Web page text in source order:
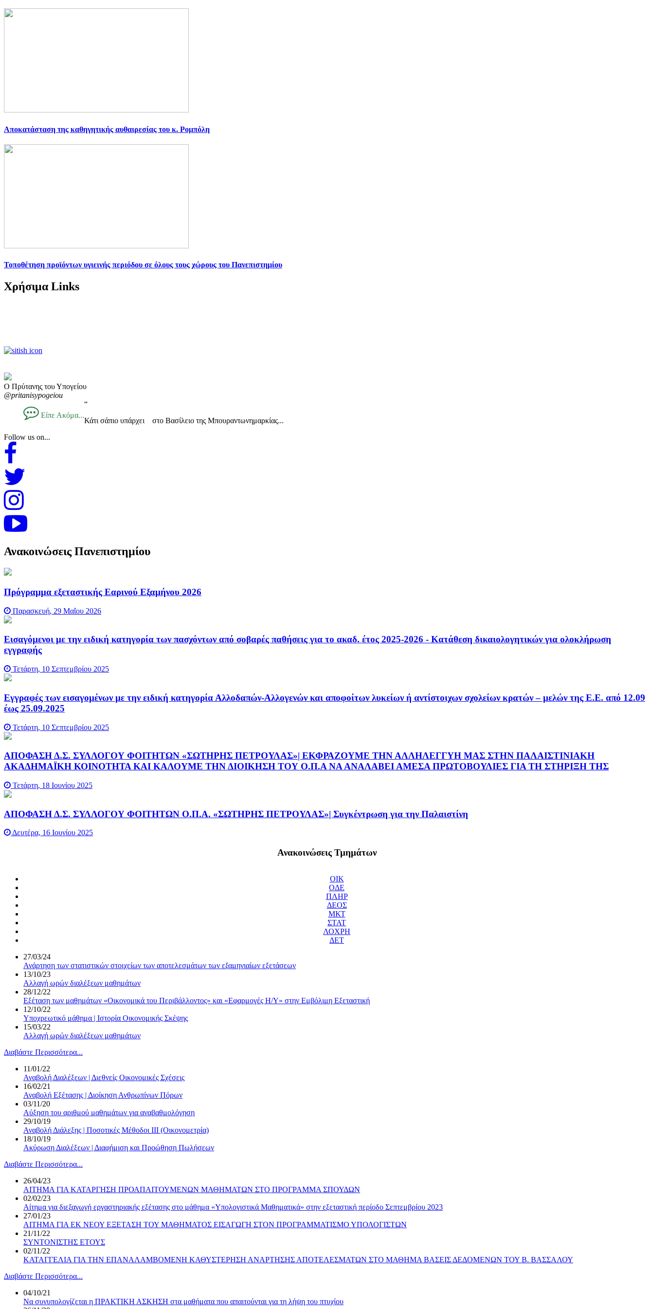
Αποκατάσταση της καθηγητικής αυθαιρεσίας του κ. Ρομπόλη
Τοποθέτηση προϊόντων υγιεινής περιόδου σε όλους τους χώρους του Πανεπιστημίου
Χρήσιμα Links
Ο Πρύτανης του Υπογείου
@pritanisypogeiou
Είπε Ακόμα...
“
Κάτι σάπιο υπάρχει στο Βασίλειο της Μπουραντωνημαρκίας...
Follow us on...
Ανακοινώσεις Πανεπιστημίου
Πρόγραμμα εξεταστικής Εαρινού Εξαμήνου 2026
Παρασκευή, 29 Μαΐου 2026
Εισαγόμενοι με την ειδική κατηγορία των πασχόντων από σοβαρές παθήσεις για το ακαδ. έτος 2025-2026 - Κατάθεση δικαιολογητικών για ολοκλήρωση
εγγραφής
Τετάρτη, 10 Σεπτεμβρίου 2025
Εγγραφές των εισαγομένων με την ειδική κατηγορία Αλλοδαπών-Αλλογενών και αποφοίτων λυκείων ή αντίστοιχων σχολείων κρατών – μελών της Ε.Ε. από 12.09
έως 25.09.2025
Τετάρτη, 10 Σεπτεμβρίου 2025
ΑΠΟΦΑΣΗ Δ.Σ. ΣΥΛΛΟΓΟΥ ΦΟΙΤΗΤΩΝ «ΣΩΤΗΡΗΣ ΠΕΤΡΟΥΛΑΣ»| ΕΚΦΡΑΖΟΥΜΕ ΤΗΝ ΑΛΛΗΛΕΓΓΥΗ ΜΑΣ ΣΤΗΝ ΠΑΛΑΙΣΤΙΝΙΑΚΗ
ΑΚΑΔΗΜΑΪΚΗ ΚΟΙΝΟΤΗΤΑ ΚΑΙ ΚΑΛΟΥΜΕ ΤΗΝ ΔΙΟΙΚΗΣΗ ΤΟΥ Ο.Π.Α ΝΑ ΑΝΑΛΑΒΕΙ ΑΜΕΣΑ ΠΡΩΤΟΒΟΥΛΙΕΣ ΓΙΑ ΤΗ ΣΤΗΡΙΞΗ ΤΗΣ
Τετάρτη, 18 Ιουνίου 2025
ΑΠΟΦΑΣΗ Δ.Σ. ΣΥΛΛΟΓΟΥ ΦΟΙΤΗΤΩΝ Ο.Π.Α. «ΣΩΤΗΡΗΣ ΠΕΤΡΟΥΛΑΣ»| Συγκέντρωση για την Παλαιστίνη
Δευτέρα, 16 Ιουνίου 2025
Ανακοινώσεις Τμημάτων
ΟΙΚ
ΟΔΕ
ΠΛΗΡ
ΔΕΟΣ
ΜΚΤ
ΣΤΑΤ
ΛΟΧΡΗ
ΔΕΤ
27/03/24
Ανάρτηση των στατιστικών στοιχείων των αποτελεσμάτων των εξαμηνιαίων εξετάσεων
13/10/23
Αλλαγή ωρών διαλέξεων μαθημάτων
28/12/22
Εξέταση των μαθημάτων «Οικονομικά του Περιβάλλοντος» και «Εφαρμογές Η/Υ» στην Εμβόλιμη Εξεταστική
12/10/22
Υποχρεωτικό μάθημα | Ιστορία Οικονομικής Σκέψης
15/03/22
Αλλαγή ωρών διαλέξεων μαθημάτων
Διαβάστε Περισσότερα...
11/01/22
Αναβολή Διαλέξεων | Διεθνείς Οικονομικές Σχέσεις
16/02/21
Αναβολή Εξέτασης | Διοίκηση Ανθρωπίνων Πόρων
03/11/20
Αύξηση του αριθμού μαθημάτων για αναβαθμολόγηση
29/10/19
Αναβολή Διάλεξης | Ποσοτικές Μέθοδοι III (Οικονομετρία)
18/10/19
Ακύρωση Διαλέξεων | Διαφήμιση και Προώθηση Πωλήσεων
Διαβάστε Περισσότερα...
26/04/23
ΑΙΤΗΜΑ ΓΙΑ ΚΑΤΑΡΓΗΣΗ ΠΡΟΑΠΑΙΤΟΥΜΕΝΩΝ ΜΑΘΗΜΑΤΩΝ ΣΤΟ ΠΡΟΓΡΑΜΜΑ ΣΠΟΥΔΩΝ
02/02/23
Αίτημα για διεξαγωγή εργαστηριακής εξέτασης στο μάθημα «Υπολογιστικά Μαθηματικά» στην εξεταστική περίοδο Σεπτεμβρίου 2023
27/01/23
ΑΙΤΗΜΑ ΓΙΑ ΕΚ ΝΕΟΥ ΕΞΕΤΑΣΗ ΤΟΥ ΜΑΘΗΜΑΤΟΣ ΕΙΣΑΓΩΓΗ ΣΤΟΝ ΠΡΟΓΡΑΜΜΑΤΙΣΜΟ ΥΠΟΛΟΓΙΣΤΩΝ
21/11/22
ΣΥΝΤΟΝΙΣΤΗΣ ΕΤΟΥΣ
02/11/22
ΚΑΤΑΓΓΕΛΙΑ ΓΙΑ ΤΗΝ ΕΠΑΝΑΛΑΜΒΟΜΕΝΗ ΚΑΘΥΣΤΕΡΗΣΗ ΑΝΑΡΤΗΣΗΣ ΑΠΟΤΕΛΕΣΜΑΤΩΝ ΣΤΟ ΜΑΘΗΜΑ ΒΑΣΕΙΣ ΔΕΔΟΜΕΝΩΝ ΤΟΥ Β. ΒΑΣΣΑΛΟΥ
Διαβάστε Περισσότερα...
04/10/21
Να συνυπολογίζεται η ΠΡΑΚΤΙΚΗ ΑΣΚΗΣΗ στα μαθήματα που απαιτούνται για τη λήψη του πτυχίου